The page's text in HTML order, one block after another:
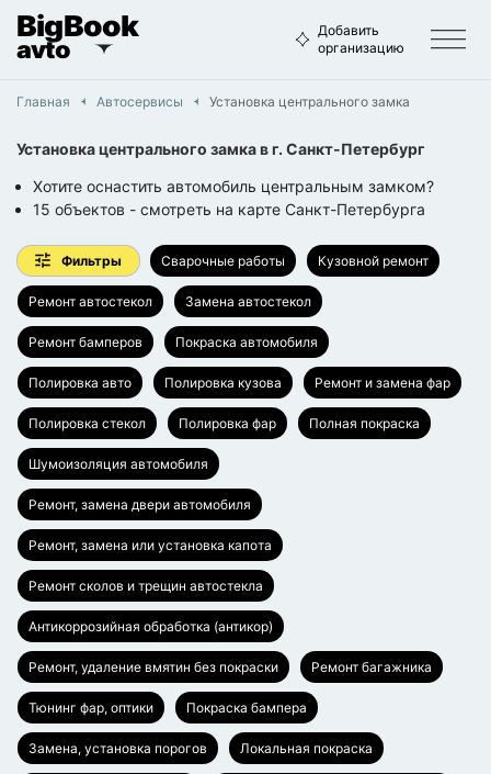
BigBook
avto
Добавить
организацию
Главная Автосервисы Установка центрального замка
Установка центрального замкав г. Санкт-Петербург
Хотите оснастить автомобиль центральным замком?
15 объектов - смотреть на карте Санкт-Петербурга
Фильтры Сварочные работы Кузовной ремонт
Ремонт автостекол Замена автостекол
Ремонт бамперов Покраска автомобиля
Полировка авто Полировка кузова Ремонт и замена фар
Полировка стекол Полировка фар Полная покраска
Шумоизоляция автомобиля
Ремонт, замена двери автомобиля
Ремонт, замена или установка капота
Ремонт сколов и трещин автостекла
Антикоррозийная обработка (антикор)
Ремонт, удаление вмятин без покраски Ремонт багажника
Тюнинг фар, оптики Покраска бампера
Замена, установка порогов Локальная покраска